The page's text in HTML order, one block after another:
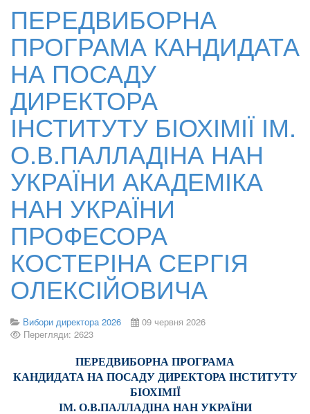
ПЕРЕДВИБОРНА
ПРОГРАМА КАНДИДАТА
НА ПОСАДУ
ДИРЕКТОРА
ІНСТИТУТУ БІОХІМІЇ ІМ.
О.В.ПАЛЛАДІНА НАН
УКРАЇНИ АКАДЕМІКА
НАН УКРАЇНИ
ПРОФЕСОРА
КОСТЕРІНА СЕРГІЯ
ОЛЕКСІЙОВИЧА
Вибори директора 2026
09 червня 2026
Перегляди: 2623
ПЕРЕДВИБОРНА ПРОГРАМА
КАНДИДАТА НА ПОСАДУ ДИРЕКТОРА ІНСТИТУТУ
БІОХІМІЇ
ІМ. О.В.ПАЛЛАДІНА НАН УКРАЇНИ